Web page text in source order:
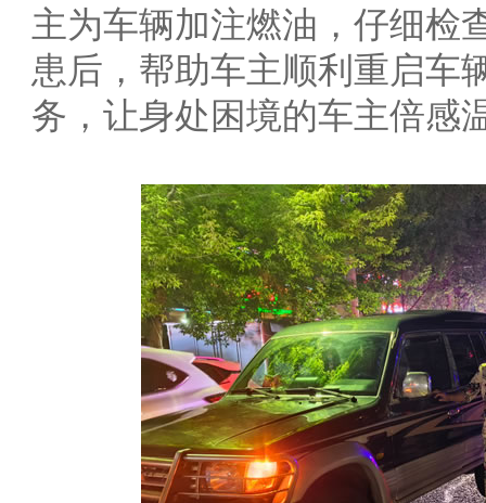
主为车辆加注燃油，仔细检
患后，帮助车主顺利重启车
务，让身处困境的车主倍感